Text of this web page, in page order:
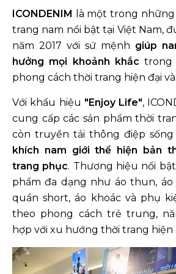
ICONDENIM
là một trong
trang nam nổi bật tại Việt Nam,
năm 2017 với sứ mệnh giúp
hưởng mọi khoảnh khắctrong
phong cách thời trang hiện đại
Với khẩu hiệu "Enjoy Life",
cung cấp các sản phẩm thời
còn truyền tải thông điệp
khích nam giới thể hiện bản
trang phục. Thương hiệu nổi
phẩm đa dạng như áo thun, áo
quần short, áo khoác và phụ
theo phong cách trẻ trung,
hợp với xu hướng thời trang hiện